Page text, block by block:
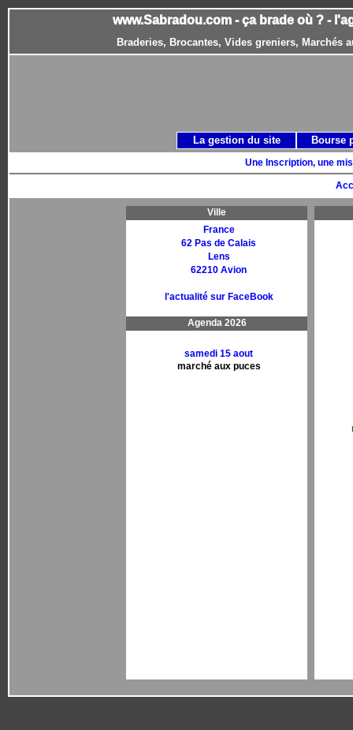
www.Sabradou.com - ça brade où ? -
Braderies, Brocantes, Vides greniers, Marchés
Une Inscription, une
Ville
France
62 Pas de Calais
Lens
62210 Avion
l'actualité sur FaceBook
Agenda 2026
samedi 15 aout
marché aux puces
La gestion du site Bourse